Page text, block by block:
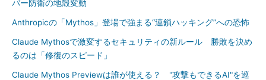
バー防衛の地殻変動
Anthropicの「Mythos」登場で強まる“連鎖ハッキング”への恐怖
Claude Mythosで激変するセキュリティの新ルール 勝敗を決め
るのは「修復のスピード」
Claude Mythos Previewは誰が使える？ "攻撃もできるAI"を巡